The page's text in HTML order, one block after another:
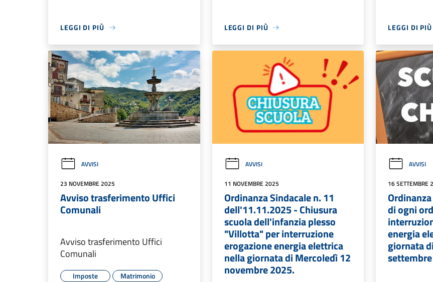
LEGGI DI PIÙ LEGGI DI PIÙ LEGGI DI PIÙ
AVVISI
23 NOVEMBRE 2025
Avviso trasferimento Uffici
Comunali
Avviso trasferimento Uffici
Comunali
Imposte
Matrimonio
AVVISI
11 NOVEMBRE 2025
Ordinanza Sindacale n. 11
dell'11.11.2025 - Chiusura
scuola dell'infanzia plesso
"Villotta" per interruzione
erogazione energia elettrica
nella giornata di Mercoledì 12
novembre 2025.
AVVISI
16 SETTEMBRE
di ogni
energia
giornata